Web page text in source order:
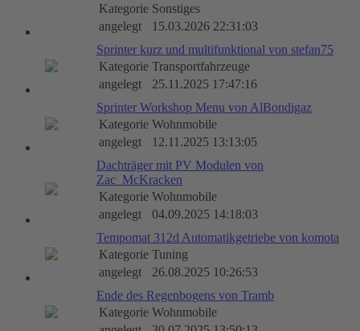
Kategorie Sonstiges
angelegt
15.03.2026 22:31:03
Sprinter kurz und multifunktional von stefan75
Kategorie Transportfahrzeuge
angelegt
25.11.2025 17:47:16
Sprinter Workshop Menu von AlBondigaz
Kategorie Wohnmobile
angelegt
12.11.2025 13:13:05
Dachträger mit PV Modulen von
Zac_McKracken
Kategorie Wohnmobile
angelegt
04.09.2025 14:18:03
Tempomat 312d Automatikgetriebe von komota
Kategorie Tuning
angelegt
26.08.2025 10:26:53
Ende des Regenbogens von Tramb
Kategorie Wohnmobile